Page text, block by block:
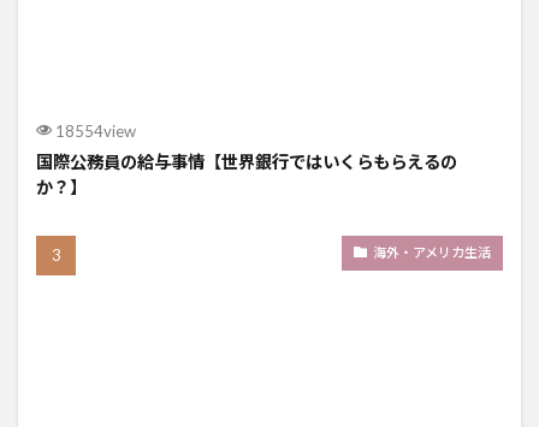
18554view
国際公務員の給与事情【世界銀行ではいくらもらえるの
か？】
海外・アメリカ生活